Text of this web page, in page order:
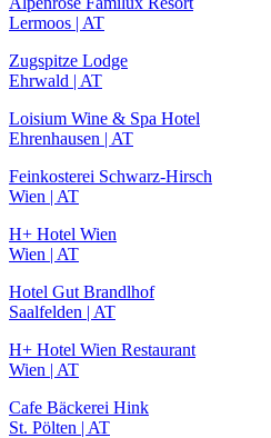
Lermoos | AT
Zugspitze Lodge
Ehrwald | AT
Loisium Wine & Spa Hotel
Ehrenhausen | AT
Feinkosterei Schwarz-Hirsch
Wien | AT
H+ Hotel Wien
Wien | AT
Hotel Gut Brandlhof
Saalfelden | AT
H+ Hotel Wien Restaurant
Wien | AT
Cafe Bäckerei Hink
St. Pölten | AT